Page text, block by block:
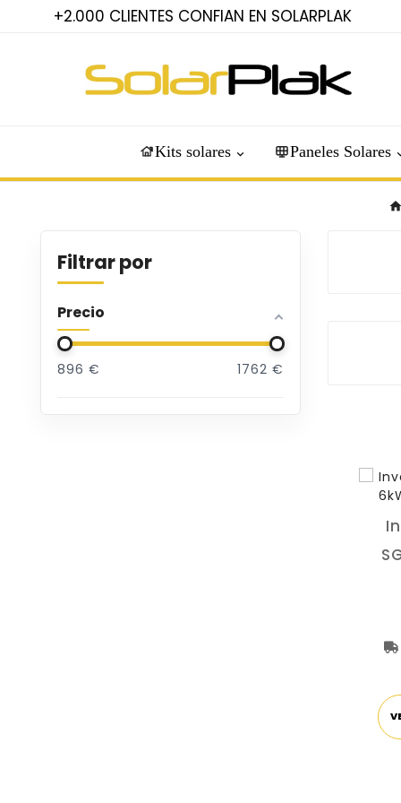
+2.000 CLIENTES CONFIAN EN SOLARPLAK
Kits solares Paneles Solares
Filtrar por
Precio
896 € 1762 €